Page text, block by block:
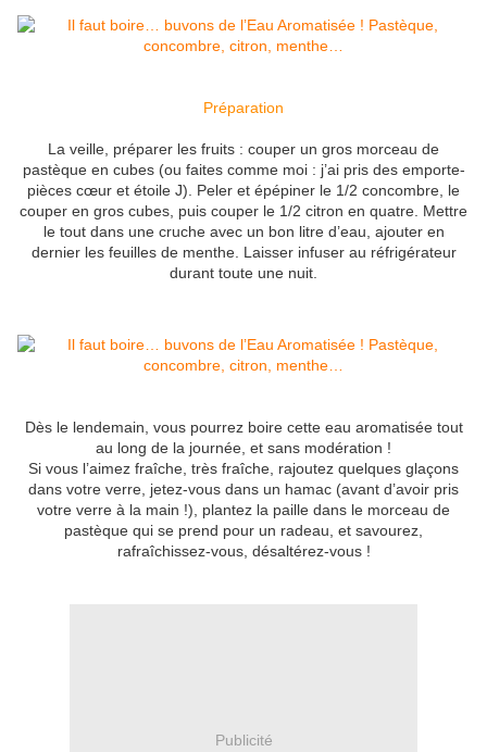
Préparation
La veille, préparer les fruits : couper un gros morceau de
pastèque en cubes (ou faites comme moi : j’ai pris des emporte-
pièces cœur et étoile J). Peler et épépiner le 1/2 concombre, le
couper en gros cubes, puis couper le 1/2 citron en quatre. Mettre
le tout dans une cruche avec un bon litre d’eau, ajouter en
dernier les feuilles de menthe. Laisser infuser au réfrigérateur
durant toute une nuit.
Dès le lendemain, vous pourrez boire cette eau aromatisée tout
au long de la journée, et sans modération !
Si vous l’aimez fraîche, très fraîche, rajoutez quelques glaçons
dans votre verre, jetez-vous dans un hamac (avant d’avoir pris
votre verre à la main !), plantez la paille dans le morceau de
pastèque qui se prend pour un radeau, et savourez,
rafraîchissez-vous, désaltérez-vous !
Publicité